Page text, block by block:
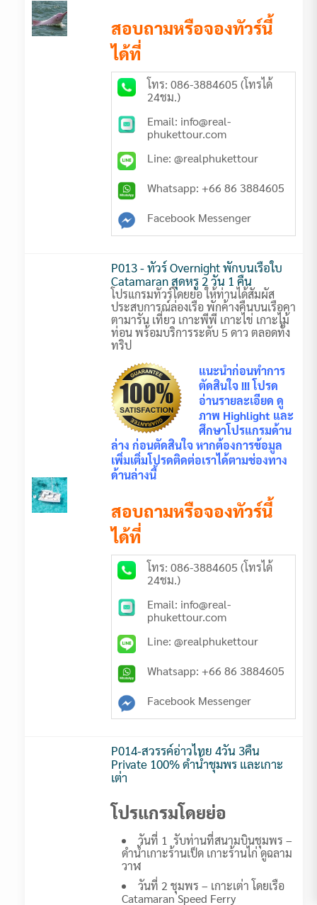
สอบถามหรือจองทัวร์นี้
ได้ที่
โทร: 086-3884605 (โทรได้
24ชม.)
Email: info@real-
phukettour.com
Line: @realphukettour
Whatsapp: +66 86 3884605
Facebook Messenger
P013 - ทัวร์ Overnight พักบนเรือใบ
Catamaran สุดหรู 2 วัน 1 คืน
โปรแกรมทัวร์โดยย่อ ให้ท่านได้สัมผัส
ประสบการณ์ล่องเรือ พักค้างคืนบนเรือคา
ตามารัน เที่ยว เกาะพีพี เกาะไข่ เกาะไม้
ท่อน พร้อมบริการระดับ 5 ดาว ตลอดทั้ง
ทริป
แนะนำก่อนทำการ
ตัดสินใจ !!! โปรด
อ่านรายละเอียด ดู
ภาพ Highlight และ
ศึกษาโปรแกรมด้าน
ล่าง ก่อนตัดสินใจ หากต้องการข้อมูล
เพิ่มเติ่มโปรดติดต่อเราได้ตามช่องทาง
ด้านล่างนี้
สอบถามหรือจองทัวร์นี้
ได้ที่
โทร: 086-3884605 (โทรได้
24ชม.)
Email: info@real-
phukettour.com
Line: @realphukettour
Whatsapp: +66 86 3884605
Facebook Messenger
P014-สวรรค์อ่าวไทย 4วัน 3คืน
Private 100% ดำน้ำชุมพร และเกาะ
เต่า
โปรแกรมโดยย่อ
วันที่ 1 รับท่านที่สนามบินชุมพร –
ดำน้ำเกาะร้านเป็ด เกาะร้านไก่ ดูฉลาม
วาฬ
วันที่ 2 ชุมพร – เกาะเต่า โดยเรือ
Catamaran Speed Ferry